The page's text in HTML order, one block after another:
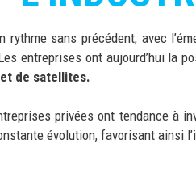
rythme sans précédent, avec
entreprises ont aujourd’hui la
de satellites.
privées ont tendance à
évolution, favorisant ainsi